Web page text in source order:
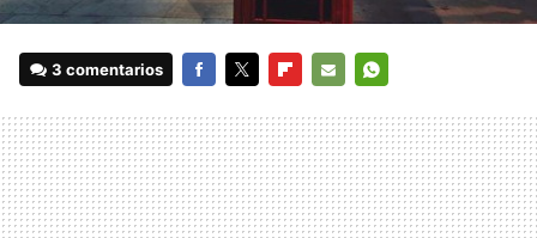
3 comentarios
MAIL